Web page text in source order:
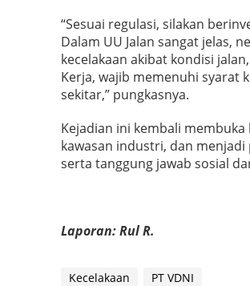
“Sesuai regulasi, silakan
Dalam UU Jalan sangat jelas,
kecelakaan akibat kondisi
Kerja, wajib memenuhi syarat
sekitar,” pungkasnya.
Kejadian ini kembali
kawasan industri, dan
serta tanggung jawab sosial
Laporan: Rul R.
Kecelakaan PT VDNI